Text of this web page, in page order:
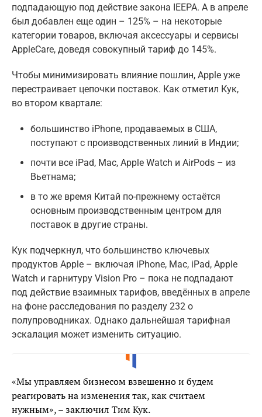
подпадающую под действие закона IEEPA. А в апреле
был добавлен еще один – 125% – на некоторые
категории товаров, включая аксессуары и сервисы
AppleCare, доведя совокупный тариф до 145%.
Чтобы минимизировать влияние пошлин, Apple уже
перестраивает цепочки поставок. Как отметил Кук,
во втором квартале:
большинство iPhone, продаваемых в США,
поступают с производственных линий в Индии;
почти все iPad, Mac, Apple Watch и AirPods – из
Вьетнама;
в то же время Китай по-прежнему остаётся
основным производственным центром для
поставок в другие страны.
Кук подчеркнул, что большинство ключевых
продуктов Apple – включая iPhone, Mac, iPad, Apple
Watch и гарнитуру Vision Pro – пока не подпадают
под действие взаимных тарифов, введённых в апреле
на фоне расследования по разделу 232 о
полупроводниках. Однако дальнейшая тарифная
эскалация может изменить ситуацию.
«Мы управляем бизнесом взвешенно и будем
реагировать на изменения так, как считаем
нужным», – заключил Тим Кук.